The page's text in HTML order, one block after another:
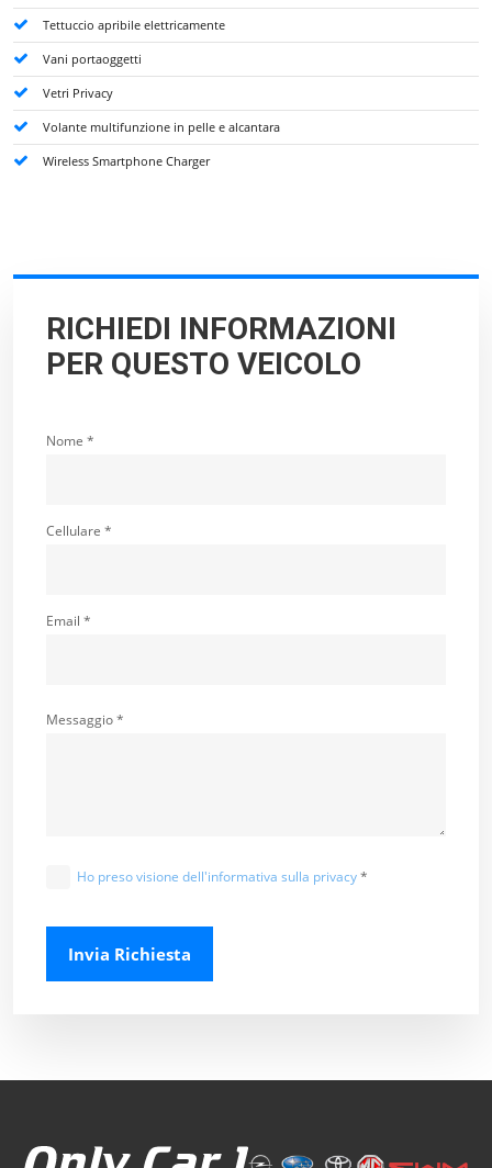
Tettuccio apribile elettricamente
Vani portaoggetti
Vetri Privacy
Volante multifunzione in pelle e alcantara
Wireless Smartphone Charger
RICHIEDI INFORMAZIONI
PER QUESTO VEICOLO
Nome *
Cellulare *
Email *
Messaggio *
Ho preso visione dell'informativa sulla privacy*
Invia Richiesta